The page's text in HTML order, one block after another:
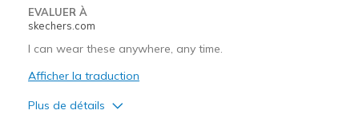
Sizing
View On Shoes
EVALUER À
skechers.com
I can wear these anywhere, any time.
Afficher la traduction
Plus de détails